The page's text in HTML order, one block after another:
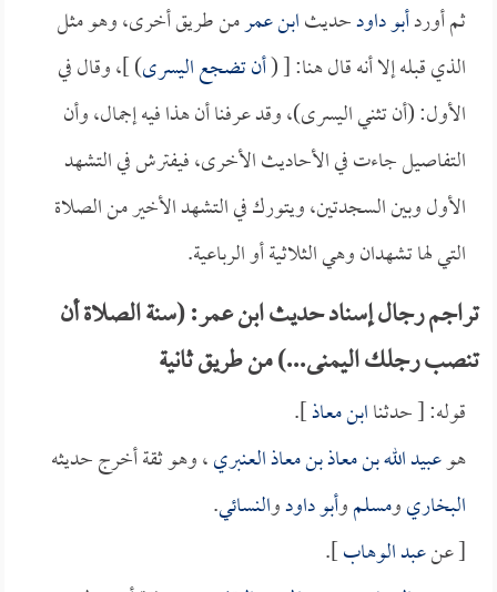
ثم أوردأبو داودحديثابن عمرمن طريق أخرى، وهو مثل
الذي قبله إلا أنه قال هنا: [ (أن تضجع اليسرى) ]، وقال في
الأول: (أن تثني اليسرى)، وقد عرفنا أن هذا فيه إجمال، وأن
التفاصيل جاءت في الأحاديث الأخرى، فيفترش في التشهد
الأول وبين السجدتين، ويتورك في التشهد الأخير من الصلاة
التي لها تشهدان وهي الثلاثية أو الرباعية.
تراجم رجال إسناد حديث ابن عمر: (سنة الصلاة أن
تنصب رجلك اليمنى...) من طريق ثانية
قوله: [ حدثناابن معاذ].
هوعبيد الله بن معاذ بن معاذ العنبري، وهو ثقة أخرج حديثه
البخاريومسلموأبو داودوالنسائي.
[ عنعبد الوهاب].